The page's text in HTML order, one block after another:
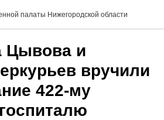
палаты Нижегородской области
Цывова и
вручили
422-му